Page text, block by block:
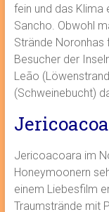
fein und das Klima
Sancho. Obwohl
Strände Noronhas
Besucher der
Leão
(Schweinebucht)
Jericoacoara im
Honeymoonern
einem Liebesfilm
Traumstrände mit